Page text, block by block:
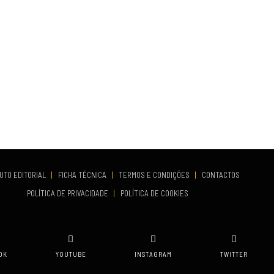
EDITORIAL | FICHA TÉCNICA | TERMOS E CONDIÇÕES |
CONTACTOS
POLÍTICA DE PRIVACIDADE
| POLÍTICA DE COOKIES
YOUTUBE INSTAGRAM TWITTER